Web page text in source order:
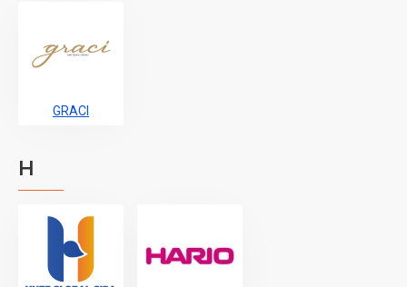
GRACI
H